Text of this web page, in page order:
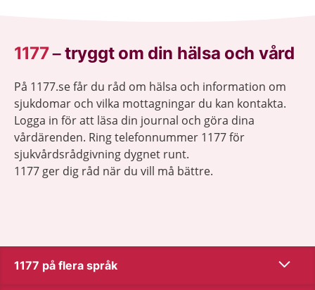
1177–tryggt om din hälsa och vård
På 1177.se får du råd om hälsa och information om
sjukdomar och vilka mottagningar du kan kontakta.
Logga in för att läsa din journal och göra dina
vårdärenden. Ring telefonnummer 1177 för
sjukvårdsrådgivning dygnet runt.
1177 ger dig råd när du vill må bättre.
1177 på flera språk Visa